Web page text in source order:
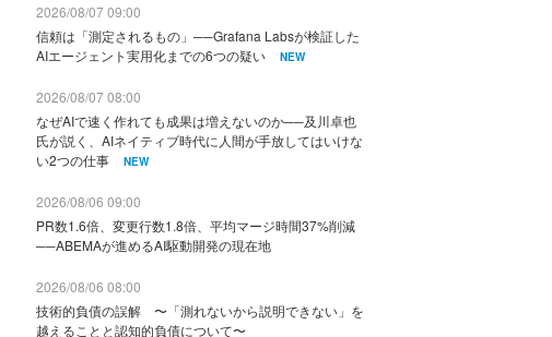
2026/08/07 09:00
信頼は「測定されるもの」──Grafana Labsが検証した
AIエージェント実用化までの6つの疑い
NEW
2026/08/07 08:00
なぜAIで速く作れても成果は増えないのか──及川卓也
氏が説く、AIネイティブ時代に人間が手放してはいけな
い2つの仕事
NEW
2026/08/06 09:00
PR数1.6倍、変更行数1.8倍、平均マージ時間37%削減
──ABEMAが進めるAI駆動開発の現在地
2026/08/06 08:00
技術的負債の誤解 〜「測れないから説明できない」を
越えることと認知的負債について〜